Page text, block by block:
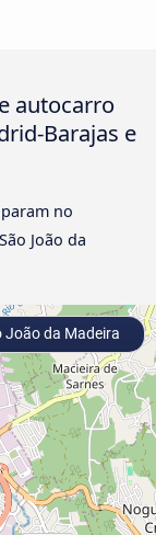
autocarro
Barajas e
no
João da
João da Madeira